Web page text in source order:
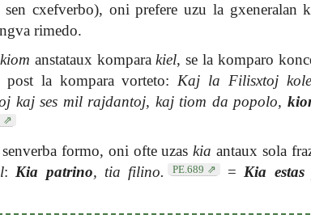
cxefverbo), oni prefere uzu la gxeneralan
rimedo.
kiom anstataux komparakiel, se la komparo
post la kompara vorteto: Kaj la Filisxtoj
kaj ses mil rajdantoj, kaj tiom da popolo,
formo, oni ofte uzaskia antaux sola
:Kia patrino, tia filino. PE.689 =Kia estas